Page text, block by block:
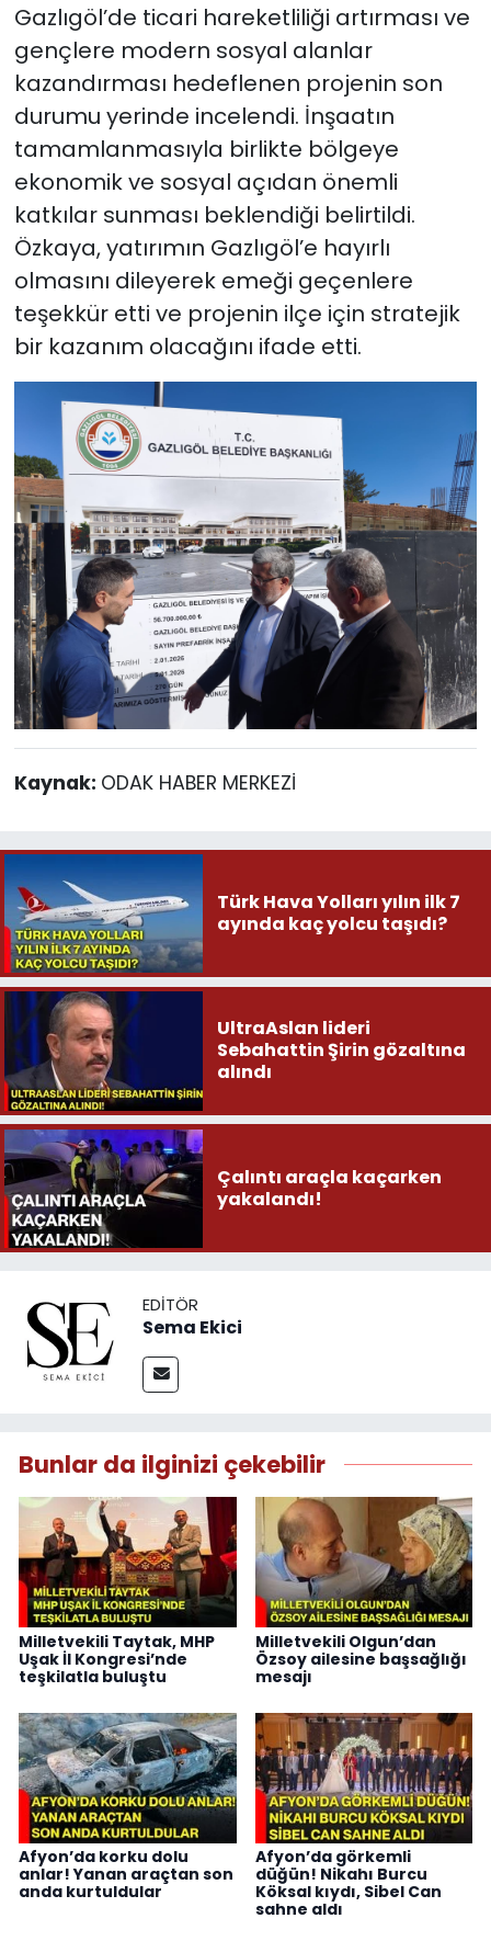
Gazlıgöl’de ticari hareketliliği artırması ve
gençlere modern sosyal alanlar
kazandırması hedeflenen projenin son
durumu yerinde incelendi. İnşaatın
tamamlanmasıyla birlikte bölgeye
ekonomik ve sosyal açıdan önemli
katkılar sunması beklendiği belirtildi.
Özkaya, yatırımın Gazlıgöl’e hayırlı
olmasını dileyerek emeği geçenlere
teşekkür etti ve projenin ilçe için stratejik
bir kazanım olacağını ifade etti.
Kaynak: ODAK HABER MERKEZİ
Türk Hava Yolları yılın ilk 7
ayında kaç yolcu taşıdı?
UltraAslan lideri
Sebahattin Şirin gözaltına
alındı
Çalıntı araçla kaçarken
yakalandı!
EDITÖR
Sema Ekici
Bunlar da ilginizi çekebilir
Milletvekili Taytak, MHP
Uşak İl Kongresi’nde
teşkilatla buluştu
Milletvekili Olgun’dan
Özsoy ailesine başsağlığı
mesajı
Afyon’da korku dolu
anlar! Yanan araçtan son
anda kurtuldular
Afyon’da görkemli
düğün! Nikahı Burcu
Köksal kıydı, Sibel Can
sahne aldı